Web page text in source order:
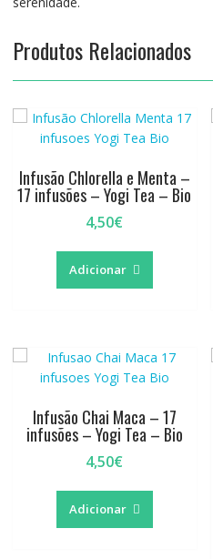
Produtos Relacionados
Infusão Chlorella e Menta –
17 infusões – Yogi Tea – Bio
4,50€
Adicionar
Infusão Chai Maca – 17
infusões – Yogi Tea – Bio
4,50€
Adicionar